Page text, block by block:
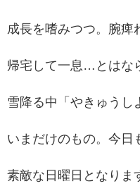
成長を嗜みつつ。腕痺
帰宅して一息…とはな
雪降る中「やきゅうし
いまだけのもの。今日
素敵な日曜日となりま